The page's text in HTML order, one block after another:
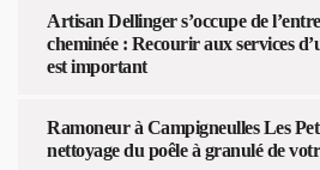
Artisan Dellinger s’occupe de
cheminée : Recourir aux services
est important
Ramoneur à Campigneulles Les
nettoyage du poêle à granulé de